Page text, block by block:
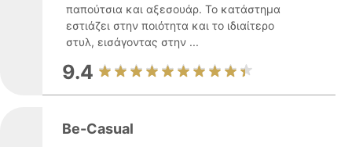
παπούτσια και αξεσουάρ. Το κατάστημα
εστιάζει στην ποιότητα και το ιδιαίτερο
στυλ, εισάγοντας στην ...
9.4
Be-Casual